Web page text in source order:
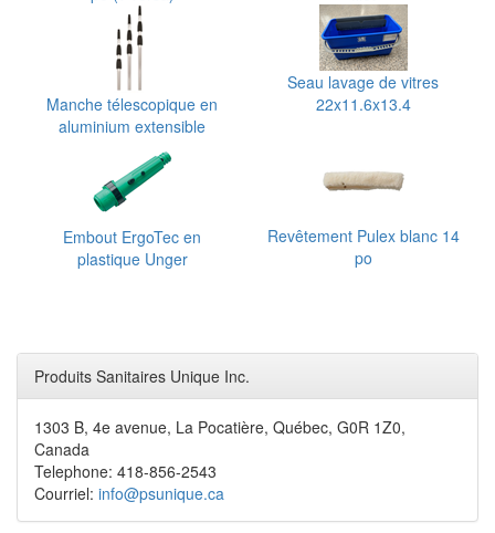
Manche télescopique en
aluminium extensible
Seau lavage de vitres
22x11.6x13.4
Embout ErgoTec en
plastique Unger
Revêtement Pulex blanc 14
po
Produits Sanitaires Unique Inc.
1303 B, 4e avenue, La Pocatière, Québec, G0R 1Z0,
Canada
Telephone: 418-856-2543
Courriel: info@psunique.ca